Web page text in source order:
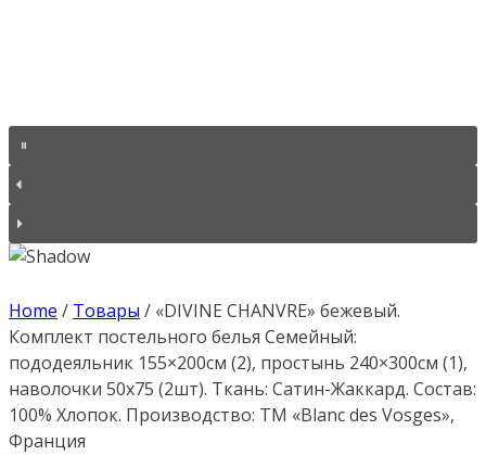
Home / Товары / «DIVINE CHANVRE» бежевый.
Комплект постельного белья Семейный:
пододеяльник 155×200см (2), простынь 240×300см (1),
наволочки 50х75 (2шт). Ткань: Сатин-Жаккард. Состав:
100% Хлопок. Производство: ТМ «Blanc des Vosges»,
Франция